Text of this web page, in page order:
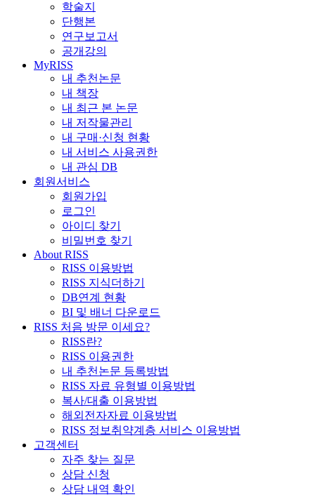
학술지
단행본
연구보고서
공개강의
MyRISS
내 추천논문
내 책장
내 최근 본 논문
내 저작물관리
내 구매·신청 현황
내 서비스 사용권한
내 관심 DB
회원서비스
회원가입
로그인
아이디 찾기
비밀번호 찾기
About RISS
RISS 이용방법
RISS 지식더하기
DB연계 현황
BI 및 배너 다운로드
RISS 처음 방문 이세요?
RISS란?
RISS 이용권한
내 추천논문 등록방법
RISS 자료 유형별 이용방법
복사/대출 이용방법
해외전자자료 이용방법
RISS 정보취약계층 서비스 이용방법
고객센터
자주 찾는 질문
상담 신청
상담 내역 확인